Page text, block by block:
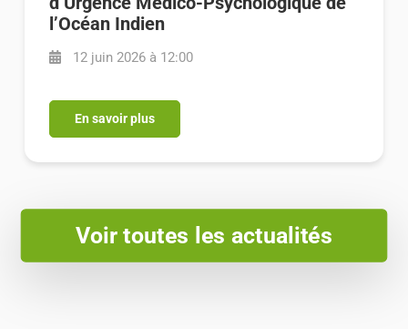
l’Océan Indien
12 juin 2026 à 12:00
En savoir plus
Voir toutes les actualités